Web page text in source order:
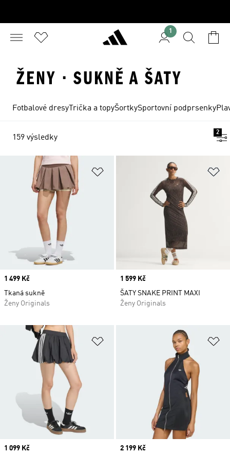
1
ŽENY · SUKNĚ A ŠATY
Fotbalové dresy Trička a topyŠortkySportovní podprsenky
159 výsledky
2
Přidat do seznamu přání
Price
1 499 Kč
Tkaná sukně
Ženy Originals
Price
1 599 Kč
ŠATY SNAKE PRINT MAXI
Ženy Originals
Přidat do seznamu přání
Price
1 099 Kč
Price
2 199 Kč